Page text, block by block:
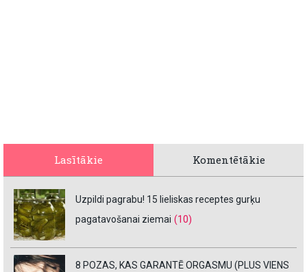
Lasītākie Komentētākie
Uzpildi pagrabu! 15 lieliskas receptes gurķu
pagatavošanai ziemai (10)
8 POZAS, KAS GARANTĒ ORGASMU (PLUS VIENS